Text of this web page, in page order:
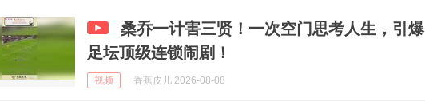
桑乔一计害三贤！一次空门思考人生，引爆
足坛顶级连锁闹剧！
视频 香蕉皮儿 2026-08-08